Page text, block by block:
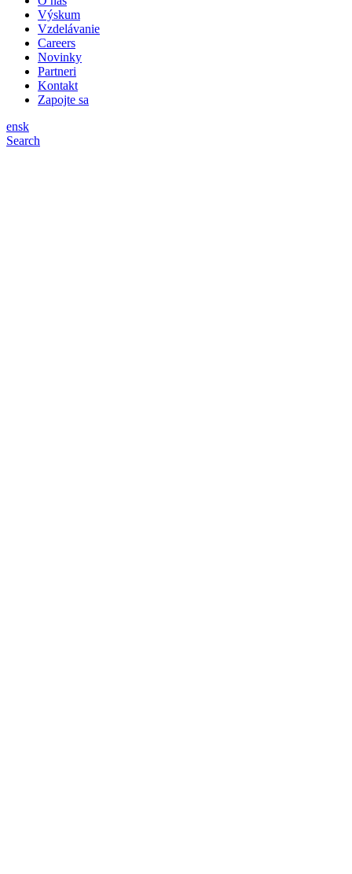
Výskum
Vzdelávanie
Careers
Novinky
Partneri
Kontakt
Zapojte sa
ensk
Search